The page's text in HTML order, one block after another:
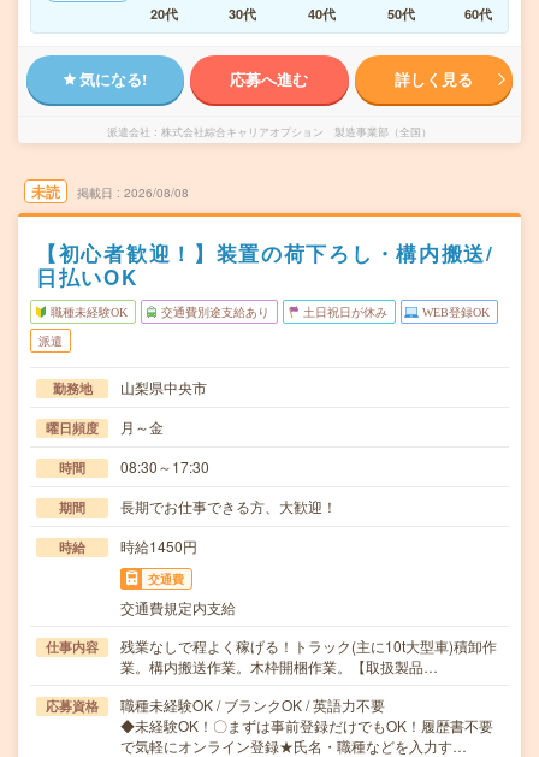
20代
30代 40代 50代 60代
気になる! 応募へ進む 詳しく見る
派遣会社 株式会社綜合キャリアオプション 製造事業部（全国）
未読 掲載日 2026/08/08
【初心者歓迎！】装置の荷下ろし・構内搬送/
日払いOK
職種未経験OK 交通費別途支給あり 土日祝日が休み WEB登録OK
派遣
勤務地 山梨県中央市
曜日頻度 月～金
時間 08:30～17:30
期間 長期でお仕事できる方、大歓迎！
時給 時給1450円
交通費
交通費規定内支給
仕事内容
残業なしで程よく稼げる！トラック(主に10t大型車)積卸作
業。構内搬送作業。木枠開梱作業。【取扱製品…
応募資格
職種未経験OK / ブランクOK / 英語力不要
◆未経験OK！〇まずは事前登録だけでもOK！履歴書不要
で気軽にオンライン登録★氏名・職種などを入力す…